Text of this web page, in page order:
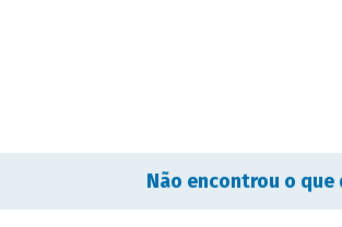
Não encontrou o que